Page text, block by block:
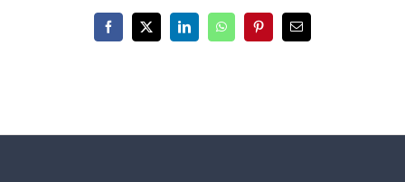
Facebook
X LinkedInWhatsAppPinterest
E-
mail